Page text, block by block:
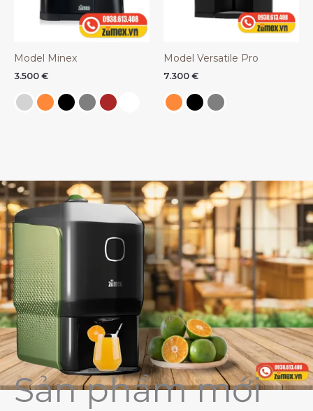
Model Minex
3.500 €
Model Versatile Pro
7.300 €
Sản phẩm mới